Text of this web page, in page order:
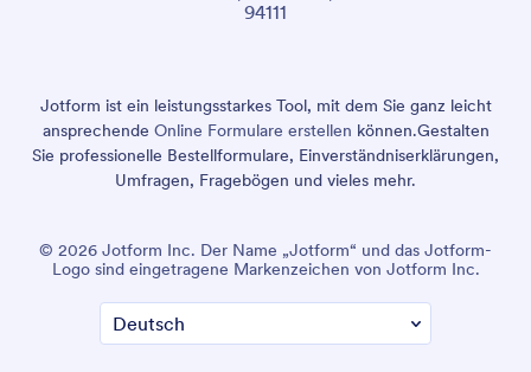
94111
Jotform ist ein leistungsstarkes Tool, mit dem Sie ganz leicht
ansprechende Online Formulare erstellen können.Gestalten
Sie professionelle Bestellformulare, Einverständniserklärungen,
Umfragen, Fragebögen und vieles mehr.
© 2026 Jotform Inc. Der Name „Jotform“ und das Jotform-
Logo sind eingetragene Markenzeichen von Jotform Inc.